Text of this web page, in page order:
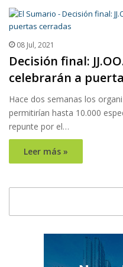
08 Jul, 2021
Decisión final:
celebrarán a
Hace dos semanas los
permitirían hasta 10.000
repunte por el…
Leer más »